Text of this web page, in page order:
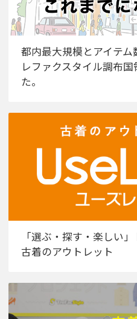
都内最大規模とアイテ
レファクスタイル調布
た。
「選ぶ・探す・楽しい
古着のアウトレット